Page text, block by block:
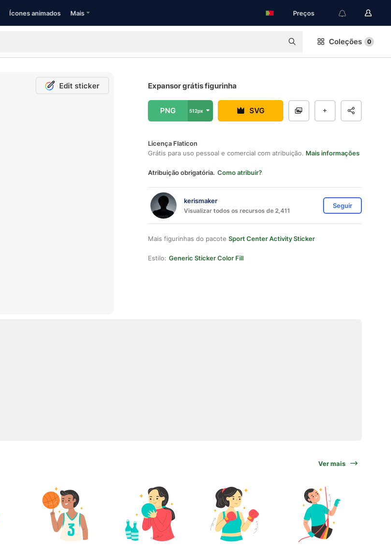
Ícones animados Mais Preços
Coleções 0
Edit sticker Expansor grátis figurinha
PNG 512px SVG
Licença Flaticon
Grátis para uso pessoal e comercial com atribuição. Mais informações
Atribuição obrigatória. Como atribuir?
kerismaker
Visualizar todos os recursos de 2,411
Seguir
Mais figurinhas do pacote Sport Center Activity Sticker
Estilo: Generic Sticker Color Fill
Ver mais